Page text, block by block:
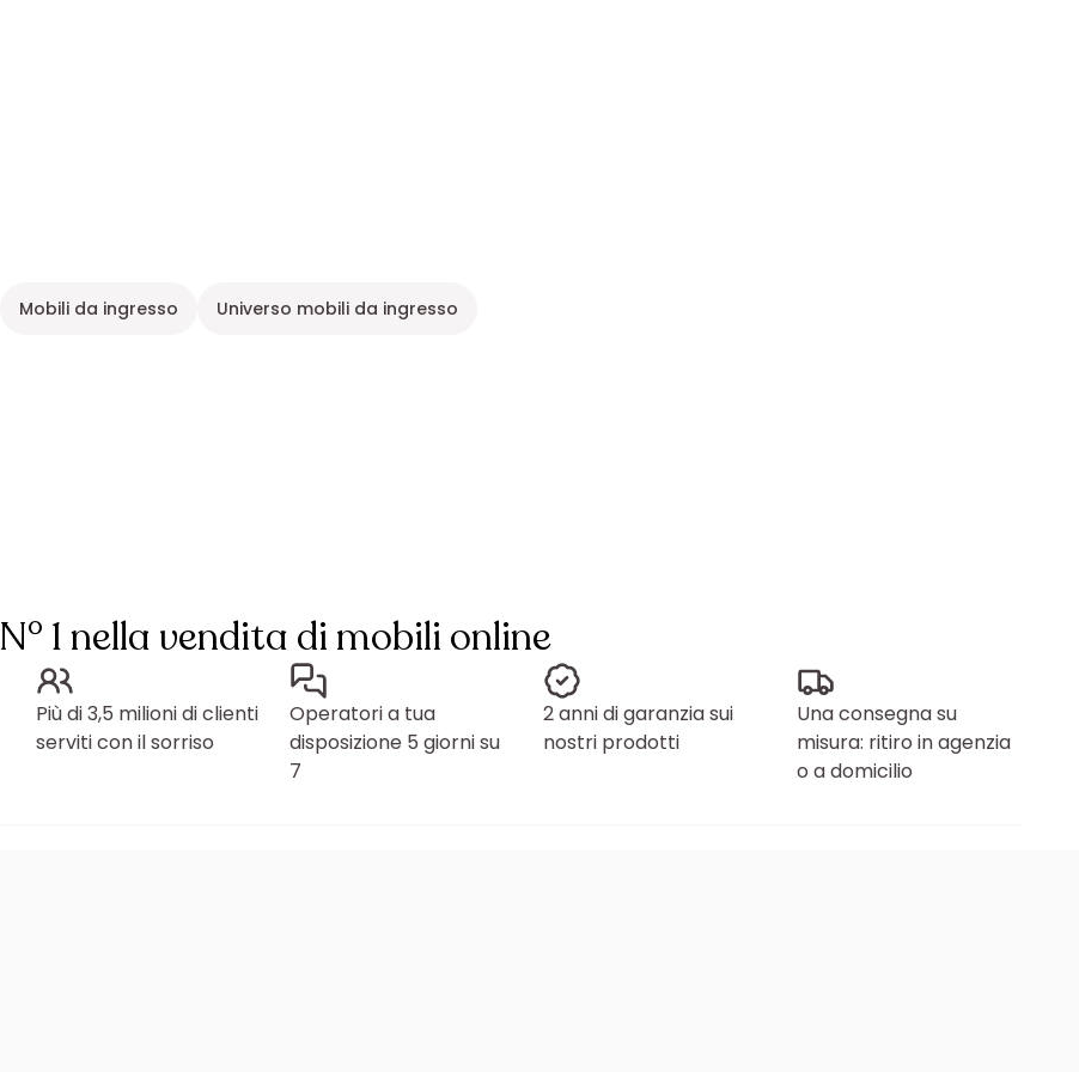
Mobili da ingresso Universo mobili da ingresso
N° 1 nella vendita di mobili online
Più di 3,5 milioni di clienti
serviti con il sorriso
Operatori a tua
disposizione 5 giorni su
7
2 anni di garanzia sui
nostri prodotti
Una consegna su
misura: ritiro in agenzia
o a domicilio